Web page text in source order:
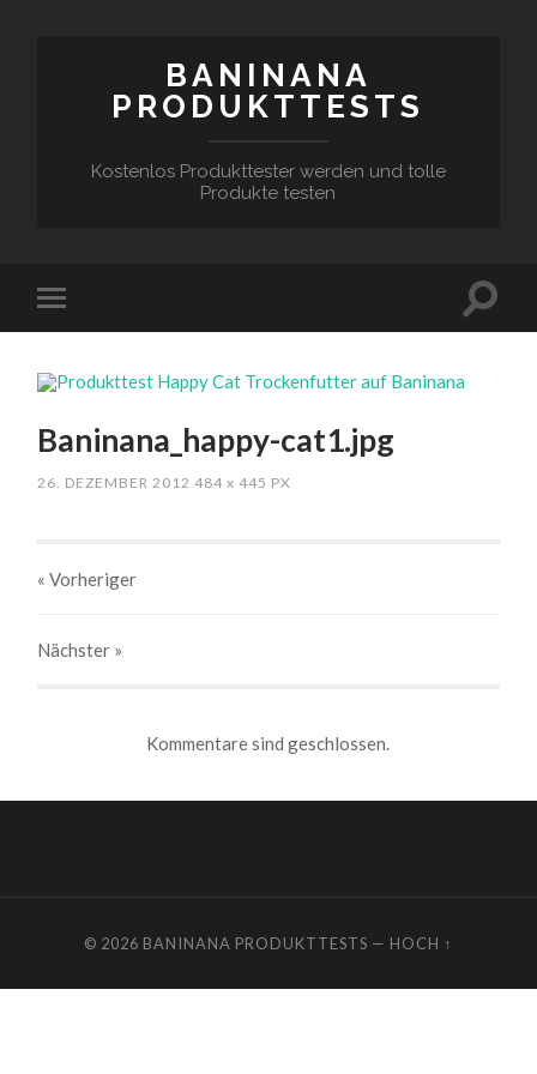
BANINANA
PRODUKTTESTS
Kostenlos Produkttester werden und tolle
Produkte testen
Baninana_happy-cat1.jpg
26. DEZEMBER 2012 484x 445 PX
« Vorheriger
Nächster »
Kommentare sind geschlossen.
© 2026 BANINANA PRODUKTTESTS — HOCH ↑